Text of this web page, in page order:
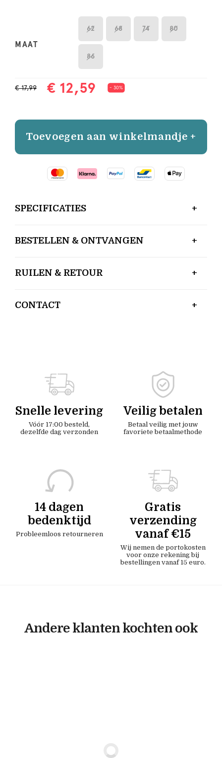
MAAT
62 68 74 80
86
€ 17,99 € 12,59 - 30%
Toevoegen aan winkelmandje +
SPECIFICATIES
BESTELLEN & ONTVANGEN
RUILEN & RETOUR
CONTACT
Snelle levering
Vóór 17:00 besteld,
dezelfde dag verzonden
Veilig betalen
Betaal veilig met jouw
favoriete betaalmethode
14 dagen
bedenktijd
Probleemloos retourneren
Gratis
verzending
vanaf €15
Wij nemen de portokosten
voor onze rekening bij
bestellingen vanaf 15 euro.
Andere klanten kochten ook